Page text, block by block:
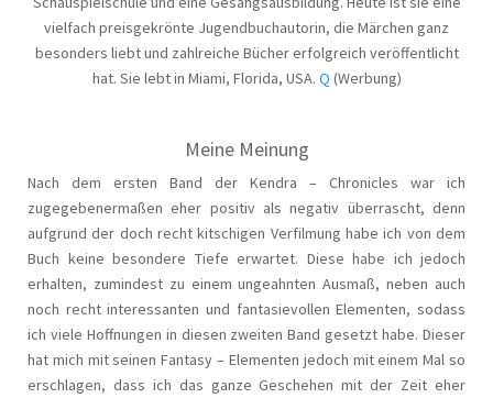
vielfach preisgekrönte Jugendbuchautorin, die Märchen ganz
besonders liebt und zahlreiche Bücher erfolgreich veröffentlicht
hat. Sie lebt in Miami, Florida, USA. Q (Werbung)
Meine Meinung
Nach dem ersten Band der Kendra – Chronicles war ich
zugegebenermaßen eher positiv als negativ überrascht, denn
aufgrund der doch recht kitschigen Verfilmung habe ich von dem
Buch keine besondere Tiefe erwartet. Diese habe ich jedoch
erhalten, zumindest zu einem ungeahnten Ausmaß, neben auch
noch recht interessanten und fantasievollen Elementen, sodass
ich viele Hoffnungen in diesen zweiten Band gesetzt habe. Dieser
hat mich mit seinen Fantasy – Elementen jedoch mit einem Mal so
erschlagen, dass ich das ganze Geschehen mit der Zeit eher